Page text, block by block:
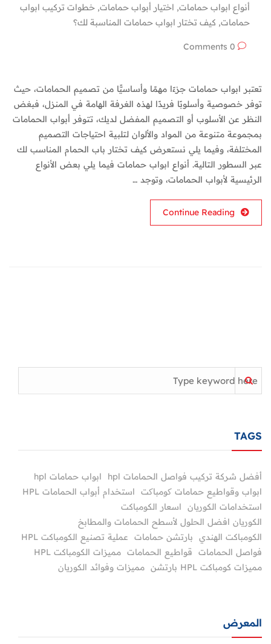
أنواع ابواب حمامات, اختيار أبواب حمامات, خطوات تركيب ابواب
حمامات, كيف تختار ابواب حمامات المناسبة لك؟
تعتبر ابواب حمامات جزءًا مهمًا وأساسيًّا من تصميم الحمامات، حيث
توفر خصوصية وأسلوبًا فريدًا لهذه الغرفة الهامة في المنزل، فبغض
النظر عن الأسلوب أو التصميم المفضل لديك، تتوفر أبواب الحمامات
بمجموعة متنوعة من المواد والألوان لتلبية احتياجات التصميم
المختلفة، وفيما يلي نستعرض كيف تختار باب الحمام المناسب لك
عبر السطور التالية. أنواع ابواب حمامات فيما يلي بعض الأنواع
الرئيسية لأبواب الحمامات، وتوجد …
Continue Reading
TAGS
أفضل شركة تركيب فواصل الحمامات hpl
ابواب حمامات hpl
ابواب وقواطيع حمامات کومباکت
استخدام أبواب الحمامات HPL
استخدامات الكوريان
اسعار الكومباكت
الكوريان افضل الحلول لأسطح الحمامات والمطابخ
الكومباكت الهندي
بارتشن حمامات
عملية تصنيع الكومباكت HPL
فواصل الحمامات
قواطيع الحمامات مميزات الكومباكت HPL
مميزات كومباكت HPL بارتشن
مميزات وفوائد الكوريان
المعرض